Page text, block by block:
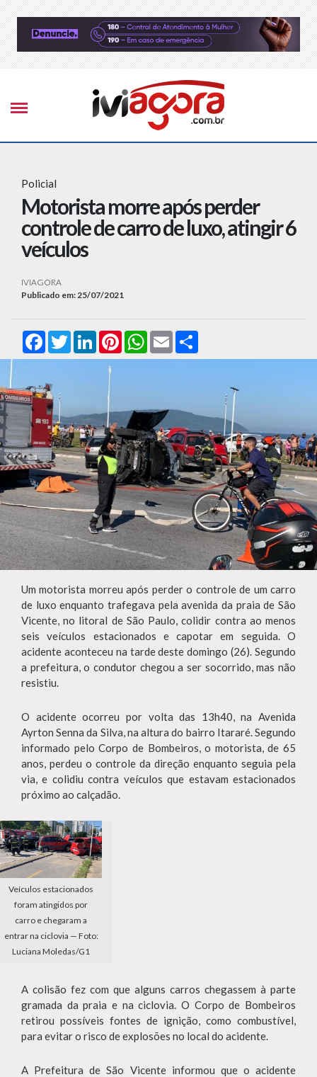
Policial
Motorista morre após perder
controle de carro de luxo, atingir 6
veículos
IVIAGORA
Publicado em: 25/07/2021
FacebookTwitterLinkedInPinterestWhatsApp
Email
Um motorista morreu após perder o controle de um carro
de luxo enquanto trafegava pela avenida da praia de São
Vicente, no litoral de São Paulo, colidir contra ao menos
seis veículos estacionados e capotar em seguida. O
acidente aconteceu na tarde deste domingo (26). Segundo
a prefeitura, o condutor chegou a ser socorrido, mas não
resistiu.
O acidente ocorreu por volta das 13h40, na Avenida
Ayrton Senna da Silva, na altura do bairro Itararé. Segundo
informado pelo Corpo de Bombeiros, o motorista, de 65
anos, perdeu o controle da direção enquanto seguia pela
via, e colidiu contra veículos que estavam estacionados
próximo ao calçadão.
Veículos estacionados
foram atingidos por
carro e chegaram a
entrar na ciclovia — Foto:
Luciana Moledas/G1
A colisão fez com que alguns carros chegassem à parte
gramada da praia e na ciclovia. O Corpo de Bombeiros
retirou possíveis fontes de ignição, como combustível,
para evitar o risco de explosões no local do acidente.
A Prefeitura de São Vicente informou que o acidente